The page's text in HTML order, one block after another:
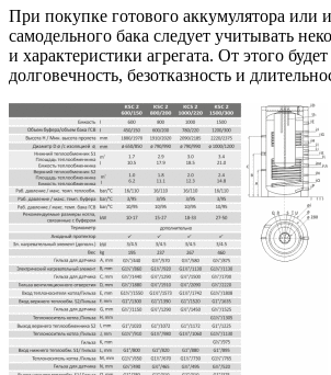
При покупке готового аккумулятора или
самодельного бака следует учитывать
и характеристики агрегата. От этого будет
долговечность, безотказность и